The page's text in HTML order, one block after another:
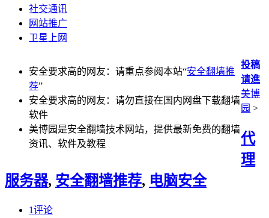
社交通讯
网站推广
卫星上网
安全要求高的网友：请重点参阅本站“安全翻墙推
荐”
安全要求高的网友：请勿直接在国内网盘下载翻墙
软件
美博园是安全翻墙技术网站，提供最新免费的翻墙
资讯、软件及教程
投稿
请進
美博
园 >
代
理
服务器, 安全翻墙推荐, 电脑安全
1评论